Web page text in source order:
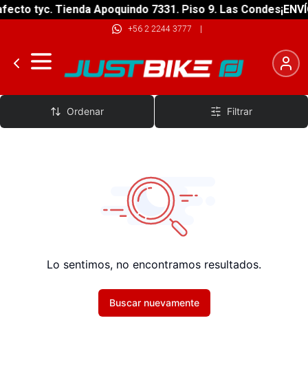
tyc. Tienda Apoquindo 7331. Piso 9. Las Condes
+56 2 2244 3777 |
Brocas
Ordenar Filtrar
Lo sentimos, no encontramos resultados.
Buscar nuevamente